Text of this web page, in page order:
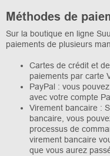
Méthodes de
Sur la boutique en ligne
paiements de plusieurs
Cartes de crédit et
paiements par carte
PayPal : vous
avec votre compte
Virement bancaire :
bancaire, vous
processus de
virement bancaire
que vous aurez